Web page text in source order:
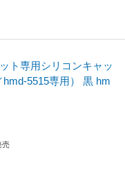
ト専用シリコンキャッ
hmd-5515専用） 黒 hm
売